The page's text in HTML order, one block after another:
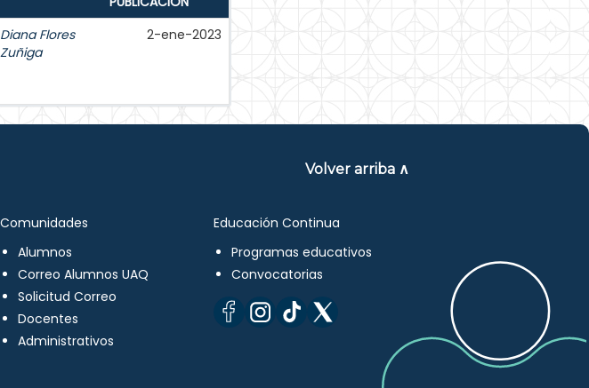
Diana Flores
Zuñiga
2-ene-2023
Volver arriba ∧
Comunidades
Alumnos
Correo Alumnos UAQ
Solicitud Correo
Docentes
Administrativos
Educación Continua
Programas educativos
Convocatorias